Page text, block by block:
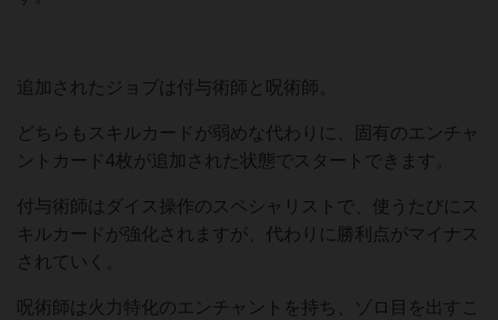
追加されたジョブは付与術師と呪術師。
どちらもスキルカードが弱めな代わりに、固有のエンチャ
ントカード4枚が追加された状態でスタートできます。
付与術師はダイス操作のスペシャリストで、使うたびにス
キルカードが強化されますが、代わりに勝利点がマイナス
されていく。
呪術師は火力特化のエンチャントを持ち、ゾロ目を出すこ